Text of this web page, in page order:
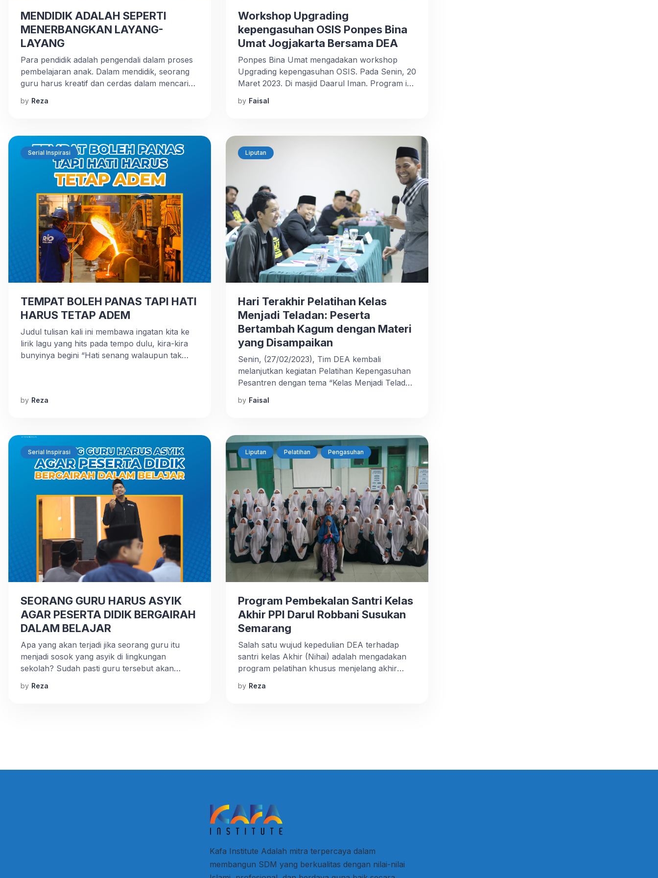
MENDIDIK ADALAH SEPERTI
MENERBANGKAN LAYANG-
LAYANG
Para pendidik adalah pengendali dalam proses
pembelajaran anak. Dalam mendidik, seorang
guru harus kreatif dan cerdas dalam mencari
muridnya. Tidak boleh kaku atau monoton
pendidik harus paham kapan ia harus menarik
dan kapan ia harus mengulur.Ya, sebagaimana
by Reza
Workshop Upgrading
kepengasuhan OSIS Ponpes Bina
Umat Jogjakarta Bersama DEA
Ponpes Bina Umat mengadakan workshop
Upgrading kepengasuhan OSIS. Pada Senin, 20
Maret 2023. Di masjid Daarul Iman. Program ini
merupakan gagasan dari Kepengasuhan
Pondok Pesantren Bina Umat bekerjasama
diikuti sebanyak 122 peserta (putra dan putri).
Workshop dibuka secara resmi oleh pihak […]
by Faisal
Serial Inspirasi
TEMPAT BOLEH PANAS TAPI HATI
HARUS TETAP ADEM
Judul tulisan kali ini membawa ingatan kita ke
lirik lagu yang hits pada tempo dulu, kira-kira
bunyinya begini “Hati senang walaupun tak
pun kondisi yang kita alami, jika hati sudah
by Reza
Liputan
Hari Terakhir Pelatihan Kelas
Menjadi Teladan: Peserta
Bertambah Kagum dengan Materi
yang Disampaikan
Senin, (27/02/2023), Tim DEA kembali
melanjutkan kegiatan Pelatihan Kepengasuhan
Pesantren dengan tema “Kelas Menjadi Teladan
Batch XXVI Bogor”. Acara pelatihan ini
diadakan di M One Hotel Sentul Bogor, Jawa
yang diselenggarakan DEA ini diikuti sebanyak
34 peserta yang terdiri dari 18 […]
by Faisal
Serial Inspirasi
SEORANG GURU HARUS ASYIK
AGAR PESERTA DIDIK BERGAIRAH
DALAM BELAJAR
Apa yang akan terjadi jika seorang guru itu
menjadi sosok yang asyik di lingkungan
sekolah? Sudah pasti guru tersebut akan
peserta didik. Kehadirannya senantiasa dinanti,
by Reza
Liputan Pelatihan Pengasuhan
Program Pembekalan Santri Kelas
Akhir PPI Darul Robbani Susukan
Semarang
Salah satu wujud kepedulian DEA terhadap
santri kelas Akhir (Nihai) adalah mengadakan
program pelatihan khusus menjelang akhir
perdana dilaksanakan di Ponpes Islam Darul
by Reza
Kafa Institute Adalah mitra terpercaya dalam
membangun SDM yang berkualitas dengan nilai-nilai